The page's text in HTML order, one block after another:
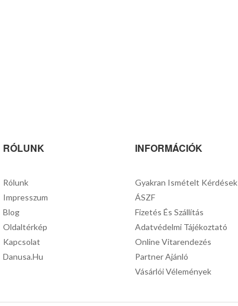
RÓLUNK
Rólunk
Impresszum
Blog
Oldaltérkép
Kapcsolat
Danusa.hu
INFORMÁCIÓK
Gyakran Ismételt Kérdések
ÁSZF
Fizetés És Szállítás
Adatvédelmi Tájékoztató
Online Vitarendezés
Partner Ajánló
Vásárlói Vélemények